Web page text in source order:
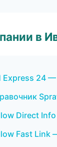
в
24 —
Direct
Fast Link